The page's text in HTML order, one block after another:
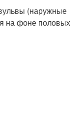
(наружные
на фоне половых